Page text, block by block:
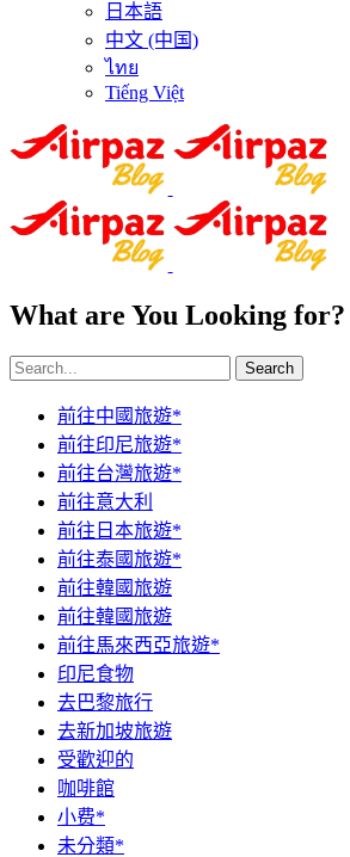
日本語
中文 (中国)
ไทย
Tiếng Việt
What are You Looking for?
Search
前往中國旅遊*
前往印尼旅遊*
前往台灣旅遊*
前往意大利
前往日本旅遊*
前往泰國旅遊*
前往韓國旅遊
前往韓國旅遊
前往馬來西亞旅遊*
印尼食物
去巴黎旅行
去新加坡旅遊
受歡迎的
咖啡館
小费*
未分類*